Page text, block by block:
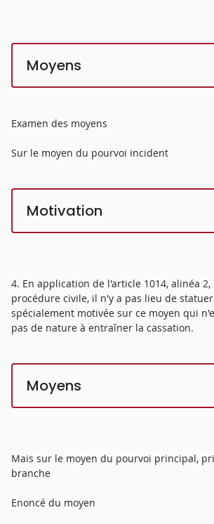
Moyens
Examen des moyens
Sur le moyen du pourvoi incident
Motivation
4. En application de l'article 1014, alinéa
procédure civile, il n'y a pas lieu de
spécialement motivée sur ce moyen qui
pas de nature à entraîner la cassation.
Moyens
Mais sur le moyen du pourvoi principal,
branche
Enoncé du moyen